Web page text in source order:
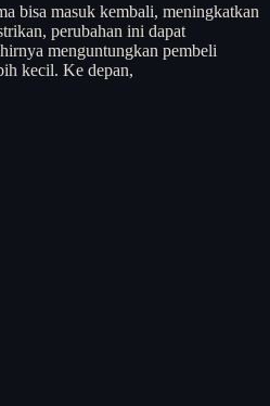
bisa masuk kembali, meningkatkan
perubahan ini dapat
menguntungkan pembeli
kecil. Ke depan,